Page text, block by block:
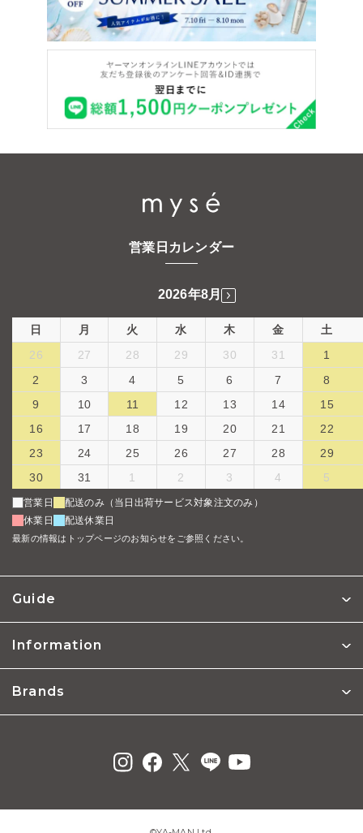
Guide
Information
Brands
営業日カレンダー
2026年8月
日 月 火 水 木 金
土
26
27 28 29 30 31
1
2
3 4 5 6 7
8
9
10 11 12 13 14
15
16
17 18 19 20 21
22
23
24 25 26 27 28
29
30
31 1 2 3 4 5
営業日
配送のみ（当日出荷サービス対象注文のみ）
休業日
配送休業日
最新の情報はトップページのお知らせをご参照ください。